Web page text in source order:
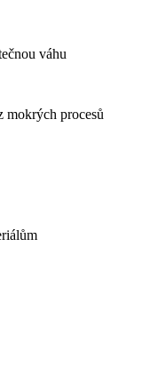
váhu
mokrých procesů